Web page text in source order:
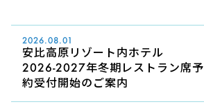
2026.08.01
安比高原リゾート内ホテル
2026-2027年冬期レストラン席予
約受付開始のご案内